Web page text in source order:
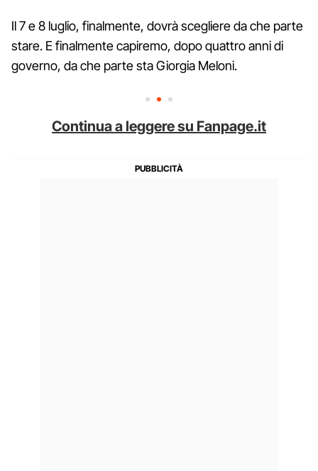
Il 7 e 8 luglio, finalmente, dovrà scegliere da che parte
stare. E finalmente capiremo, dopo quattro anni di
governo, da che parte sta Giorgia Meloni.
Continua a leggere su Fanpage.it